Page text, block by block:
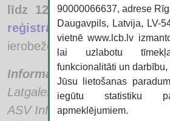
līdz 12. februārim ir
reģistrācijas anketa.
ierobežots, tāpēc aicinām
Informāciju sagatavoja:
Latgales Centrālās bibliotēkas
ASV Informācijas centra
90000066637, adrese
Daugavpils, Latvija, LV-
vietnē www.lcb.lv
lai uzlabotu
funkcionalitāti un
Jūsu lietošanas
iegūtu statistiku
apmeklējumiem.